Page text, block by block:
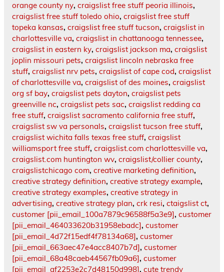
orange county ny, craigslist free stuff peoria illinois,
craigslist free stuff toledo ohio, craigslist free stuff
topeka kansas, craigslist free stuff tucson, craigslist in
charlottesville va, craigslist in chattanooga tennessee,
craigslist in eastern ky, craigslist jackson ma, craigslist
joplin missouri pets, craigslist lincoln nebraska free
stuff, craigslist nrv pets, craigslist of cape cod, craigslist
of charlottesville va, craigslist of des moines, craigslist
org sf bay, craigslist pets dayton, craigslist pets
greenville nc, craigslist pets sac, craigslist redding ca
free stuff, craigslist sacramento california free stuff,
craigslist sw va personals, craigslist tucson free stuff,
craigslist wichita falls texas free stuff, craigslist
williamsport free stuff, craigslist.com charlottesville va,
craigslist.com huntington wv, craigslist/collier county,
craigslistchicago com, creative marketing definition,
creative strategy definition, creative strategy example,
creative strategy examples, creative strategy in
advertising, creative strategy plan, crk resi, ctaigslist ct,
customer [pii_email_100a7879c96588f5a3e9], customer
[pii_email_464033620b31958ebadc], customer
[pii_email_4d72f15edf4f78134a68], customer
[pii_email_663aec47e4acc8407b7d], customer
[pii_email_68a48caeb44567fb09a6], customer
[pii_email_af2253e2c7d48150d998], cute trendy